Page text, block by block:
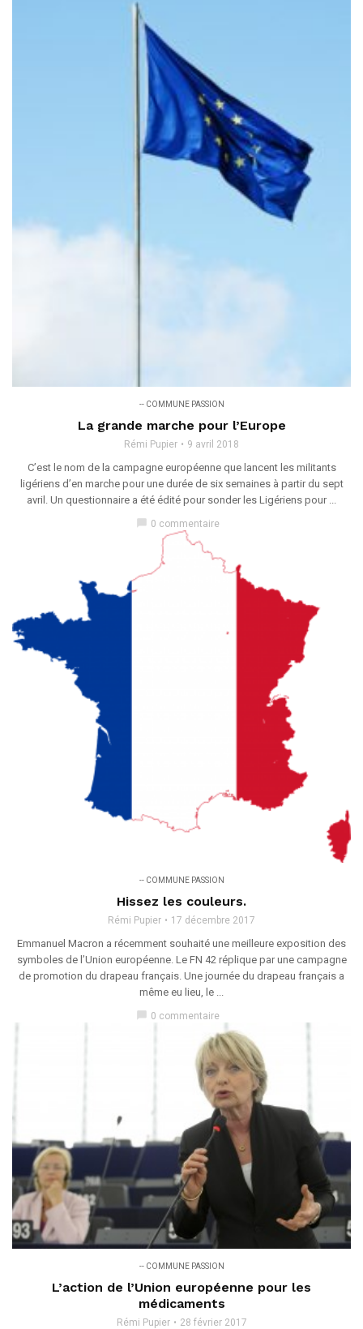
-- COMMUNE PASSION
La grande marche pour l’Europe
Rémi Pupier 9 avril 2018
C’est le nom de la campagne européenne que lancent les militants
ligériens d’en marche pour une durée de six semaines à partir du sept
avril. Un questionnaire a été édité pour sonder les Ligériens pour ...
chat_bubble 0 commentaire
-- COMMUNE PASSION
Hissez les couleurs.
Rémi Pupier 17 décembre 2017
Emmanuel Macron a récemment souhaité une meilleure exposition des
symboles de l’Union européenne. Le FN 42 réplique par une campagne
de promotion du drapeau français. Une journée du drapeau français a
même eu lieu, le ...
chat_bubble 0 commentaire
-- COMMUNE PASSION
L’action de l’Union européenne pour les
médicaments
Rémi Pupier 28 février 2017